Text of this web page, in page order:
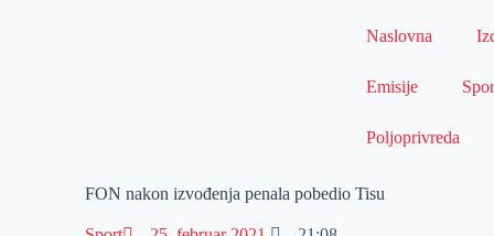
Naslovna
Emisije
Poljoprivreda
FON nakon izvođenja penala pobedio Tisu